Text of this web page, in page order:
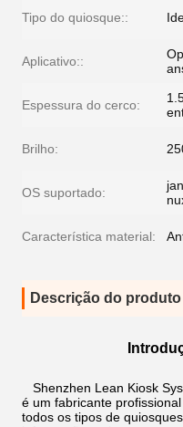
Tipo do quiosque::
Aplicativo::
Espessura do cerco:
Brilho:
OS suportado:
Característica material:
Descrição do produto
Shenzhen Lean Kiosk
é um fabricante
todos os tipos de